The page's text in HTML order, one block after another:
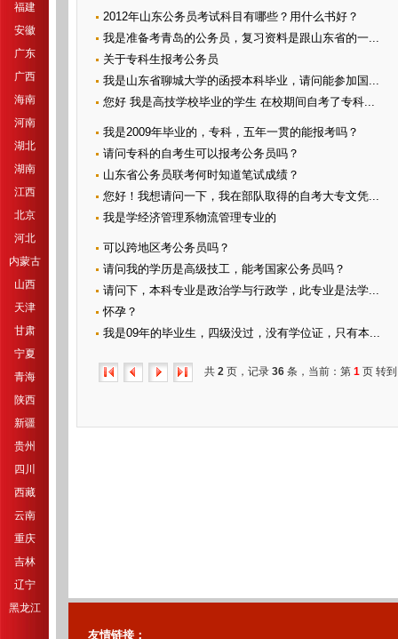
福建
安徽
广东
广西
海南
河南
湖北
湖南
江西
北京
河北
内蒙古
山西
天津
甘肃
宁夏
青海
陕西
新疆
贵州
四川
西藏
云南
重庆
吉林
辽宁
黑龙江
2012年山东公务员考试科目有哪些？用什么书好？
我是准备考青岛的公务员，复习资料是跟山东省的一...
关于专科生报考公务员
我是山东省聊城大学的函授本科毕业，请问能参加国...
您好 我是高技学校毕业的学生 在校期间自考了专科...
我是2009年毕业的，专科，五年一贯的能报考吗？
请问专科的自考生可以报考公务员吗？
山东省公务员联考何时知道笔试成绩？
您好！我想请问一下，我在部队取得的自考大专文凭...
我是学经济管理系物流管理专业的
可以跨地区考公务员吗？
请问我的学历是高级技工，能考国家公务员吗？
请问下，本科专业是政治学与行政学，此专业是法学...
怀孕？
我是09年的毕业生，四级没过，没有学位证，只有本...
共 2 页，记录 36 条，当前：第 1 页 转
友情链接：